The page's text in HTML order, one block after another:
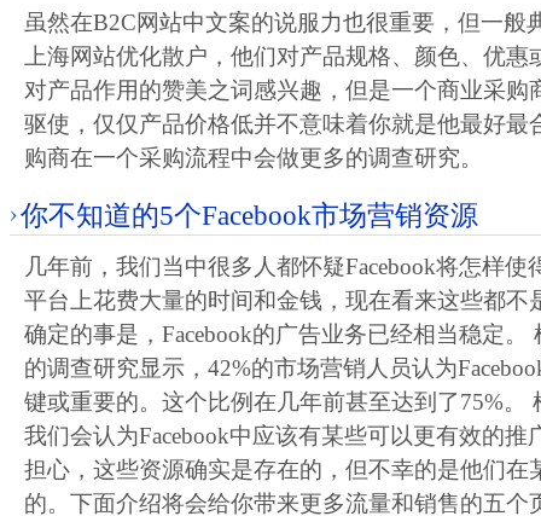
虽然在B2C网站中文案的说服力也很重要，但一般
上海网站优化散户，他们对产品规格、颜色、优
对产品作用的赞美之词感兴趣，但是一个商业采购
驱使，仅仅产品价格低并不意味着你就是他最好最
购商在一个采购流程中会做更多的调查研究。
你不知道的5个Facebook市场营销资源
几年前，我们当中很多人都怀疑Facebook将怎样
平台上花费大量的时间和金钱，现在看来这些都不
确定的事是，Facebook的广告业务已经相当稳定。
的调查研究显示，42%的市场营销人员认为
键或重要的。这个比例在几年前甚至达到了75%。
我们会认为Facebook中应该有某些可以更有效的推
担心，这些资源确实是存在的，但不幸的是他们在
的。下面介绍将会给你带来更多流量和销售的五个